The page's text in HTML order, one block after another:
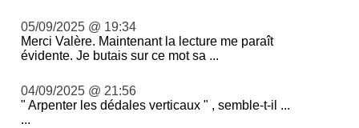
05/09/2025 @ 19:34
Merci Valère. Maintenant la lecture me paraît
évidente. Je butais sur ce mot sa ...
04/09/2025 @ 21:56
" Arpenter les dédales verticaux " , semble-t-il ...
...